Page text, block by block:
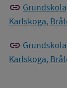
link
Karlskoga,
link
Karlskoga,